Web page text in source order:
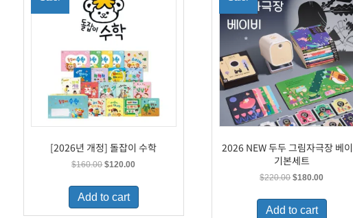
[2026년 개정] 돌잡이 수학
$160.00Original
was:
$160.00.
$120.00Current
is:
Add to cart
2026 NEW 두두 그림자극장 베
기본세트
$220.00Original
was:
$220.00.
$180.00Current
is:
Add to cart